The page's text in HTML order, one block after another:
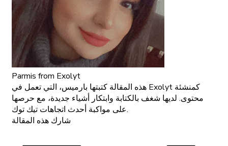
Parmis from Exolyt
هذه المقالة كتبتها بارميس، التي تعمل في Exolyt كمنشئة
محتوى. لديها شغف بالكتابة وابتكار أشياء جديدة، مع حرصها
على مواكبة أحدث اتجاهات تيك توك.
شارك هذه المقالة